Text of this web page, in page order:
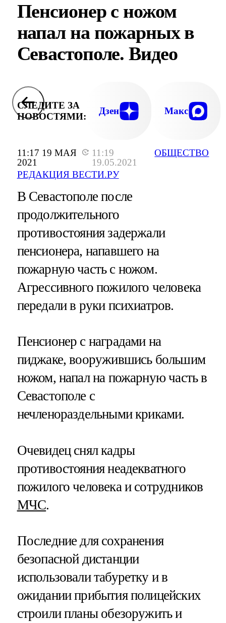
11:17 19 МАЯ
2021
11:19
19.05.2021
РЕДАКЦИЯ ВЕСТИ.РУ
ОБЩЕСТВО
Пенсионер с ножом
напал на пожарных в
Севастополе. Видео
СЛЕДИТЕ ЗА
НОВОСТЯМИ:
Дзен Макс
В Севастополе после
продолжительного
противостояния задержали
пенсионера, напавшего на
пожарную часть с ножом.
Агрессивного пожилого человека
передали в руки психиатров.
Пенсионер с наградами на
пиджаке, вооружившись большим
ножом, напал на пожарную часть в
Севастополе с
нечленораздельными криками.
Очевидец снял кадры
противостояния неадекватного
пожилого человека и сотрудников
МЧС.
Последние для сохранения
безопасной дистанции
использовали табуретку и в
ожидании прибытия полицейских
строили планы обезоружить и